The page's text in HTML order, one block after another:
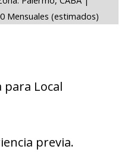
Mensuales (estimados)
para Local
previa.